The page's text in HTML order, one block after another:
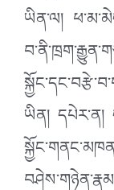
ཡིན་ལ།
ཡིན། དཔེར་ན།